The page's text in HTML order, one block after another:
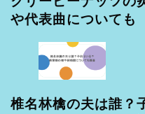
や代表曲についても
椎名林檎の夫は誰？